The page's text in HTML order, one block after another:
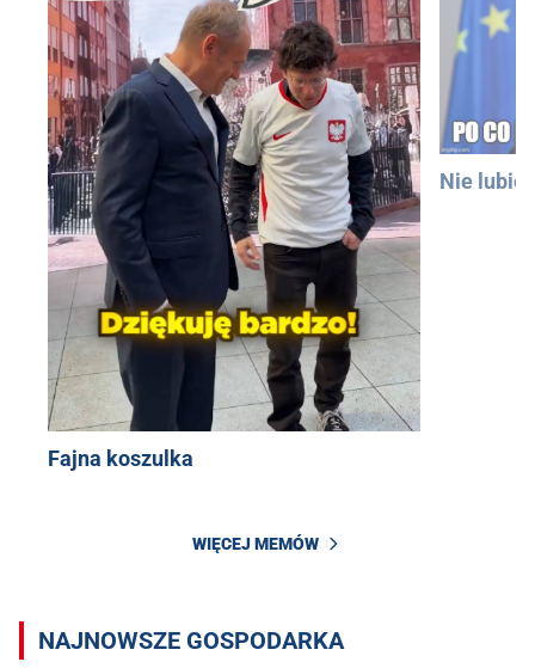
Fajna koszulka
Nie lubię
WIĘCEJ MEMÓW
NAJNOWSZE GOSPODARKA